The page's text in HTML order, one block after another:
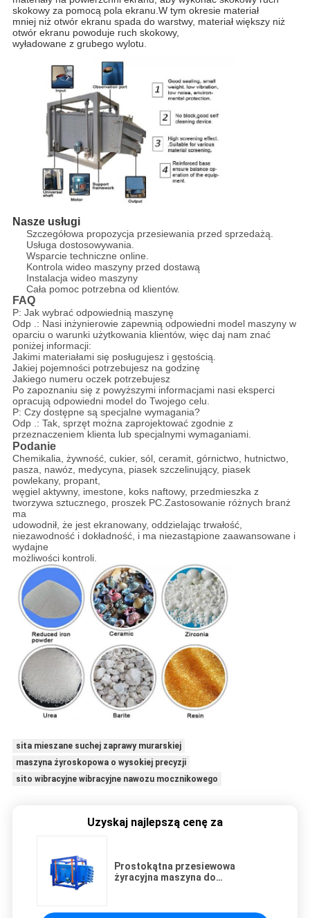
skokowy za pomocą pola ekranu.W tym okresie materiał
mniej niż otwór ekranu spada do warstwy, materiał większy niż
otwór ekranu powoduje ruch skokowy,
wyładowane z grubego wylotu.
Nasze usługi
Szczegółowa propozycja przesiewania przed sprzedażą.
Usługa dostosowywania.
Wsparcie techniczne online.
Kontrola wideo maszyny przed dostawą
Instalacja wideo maszyny
Cała pomoc potrzebna od klientów.
FAQ
P: Jak wybrać odpowiednią maszynę
Odp .: Nasi inżynierowie zapewnią odpowiedni model maszyny w
oparciu o warunki użytkowania klientów, więc daj nam znać
poniżej informacji:
Jakimi materiałami się posługujesz i gęstością.
Jakiej pojemności potrzebujesz na godzinę
Jakiego numeru oczek potrzebujesz
Po zapoznaniu się z powyższymi informacjami nasi eksperci
opracują odpowiedni model do Twojego celu.
P: Czy dostępne są specjalne wymagania?
Odp .: Tak, sprzęt można zaprojektować zgodnie z
przeznaczeniem klienta lub specjalnymi wymaganiami.
Podanie
Chemikalia, żywność, cukier, sól, ceramit, górnictwo, hutnictwo,
pasza, nawóz, medycyna, piasek szczelinujący, piasek
powlekany, propant,
węgiel aktywny, imestone, koks naftowy, przedmieszka z
tworzywa sztucznego, proszek PC.Zastosowanie różnych branż
ma
udowodnił, że jest ekranowany, oddzielając trwałość,
niezawodność i dokładność, i ma niezastąpione zaawansowane i
wydajne
możliwości kontroli.
sita mieszane suchej zaprawy murarskiej
maszyna żyroskopowa o wysokiej precyzji
sito wibracyjne wibracyjne nawozu mocznikowego
Uzyskaj najlepszą cenę za
Prostokątna przesiewowa
żyracyjna maszyna do
pojemności